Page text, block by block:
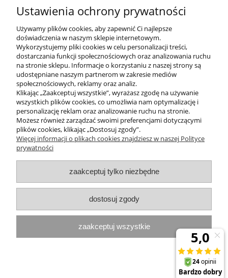
Wysyłka w:
265,00 zł
do koszyka
POMOC
INFORMACJE
ZAKUPY
MOJE KONTO
PROGRAMY PROMOCYJNE
InterPromo MARTA POPIELA-MOLEK NIP: 7341300379
Ustawienia ochrony prywatności
Używamy plików cookies, aby zapewnić Ci najlepsze
doświadczenia w naszym sklepie internetowym.
Wykorzystujemy pliki cookies w celu personalizacji treści,
dostarczania funkcji społecznościowych oraz analizowania ruchu
na stronie sklepu. Informacje o korzystaniu z naszej strony są
udostępniane naszym partnerom w zakresie mediów
społecznościowych, reklamy oraz analiz.
Klikając „Zaakceptuj wszystkie”, wyrażasz zgodę na używanie
wszystkich plików cookies, co umożliwia nam optymalizację i
personalizację reklam oraz analizowanie ruchu na stronie.
Możesz również zarządzać swoimi preferencjami dotyczącymi
plików cookies, klikając „Dostosuj zgody”.
Więcej informacji o plikach cookies znajdziesz w naszej Polityce
prywatności
zaakceptuj tylko niezbędne
dostosuj zgody
zaakceptuj wszystkie